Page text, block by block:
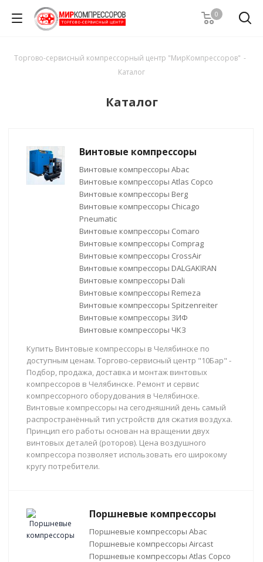
0
Торгово-сервисный компрессорный центр "МирКомпрессоров" -
Каталог
Каталог
Винтовые компрессоры
Винтовые компрессоры Abac
Винтовые компрессоры Atlas Copco
Винтовые компрессоры Berg
Винтовые компрессоры Chicago
Pneumatic
Винтовые компрессоры Comaro
Винтовые компрессоры Comprag
Винтовые компрессоры CrossAir
Винтовые компрессоры DALGAKIRAN
Винтовые компрессоры Dali
Винтовые компрессоры Remeza
Винтовые компрессоры Spitzenreiter
Винтовые компрессоры ЗИФ
Винтовые компрессоры ЧКЗ
Купить Винтовые компрессоры в Челябинске по
доступным ценам. Торгово-сервисный центр "10Бар" -
Подбор, продажа, доставка и монтаж винтовых
компрессоров в Челябинске. Ремонт и сервис
компрессорного оборудования в Челябинске.
Винтовые компрессоры на сегодняшний день самый
распространённый тип устройств для сжатия воздуха.
Принцип его работы основан на вращении двух
винтовых деталей (роторов). Цена воздушного
компрессора позволяет использовать его широкому
кругу потребители.
Поршневые компрессоры
Поршневые компрессоры Abac
Поршневые компрессоры Aircast
Поршневые компрессоры Atlas Copco